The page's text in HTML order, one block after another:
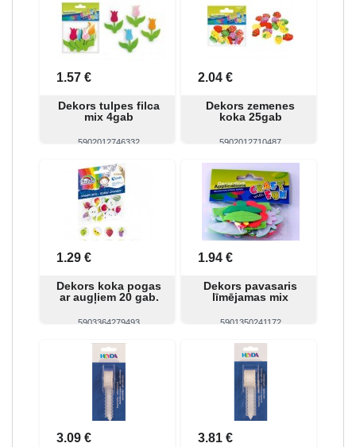
1.57 €
Dekors tulpes filca
mix 4gab
5902012746332
Skatīt Pirkt
2.04 €
Dekors zemenes
koka 25gab
5902012710487
Skatīt Pirkt
1.29 €
Dekors koka pogas
ar augļiem 20 gab.
5903364279493
Skatīt Pirkt
1.94 €
Dekors pavasaris
līmējamas mix
5901350241172
Skatīt Pirkt
3.09 € 3.81 €